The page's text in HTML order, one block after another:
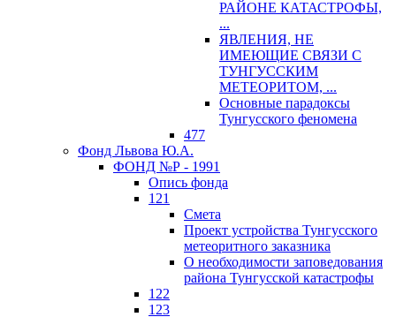
РАЙОНЕ КАТАСТРОФЫ,
...
ЯВЛЕНИЯ, НЕ
ИМЕЮЩИЕ СВЯЗИ С
ТУНГУССКИМ
МЕТЕОРИТОМ, ...
Основные парадоксы
Тунгусского феномена
477
Фонд Львова Ю.А.
ФОНД №Р - 1991
Опись фонда
121
Смета
Проект устройства Тунгусского
метеоритного заказника
О необходимости заповедования
района Тунгусской катастрофы
122
123